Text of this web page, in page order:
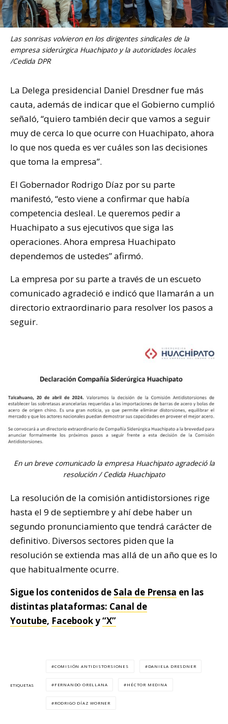
Las sonrisas volvieron en los dirigentes sindicales de la
empresa siderúrgica Huachipato y la autoridades locales
/Cedida DPR
La Delega presidencial Daniel Dresdner fue más
cauta, además de indicar que el Gobierno cumplió
señaló, “quiero también decir que vamos a seguir
muy de cerca lo que ocurre con Huachipato, ahora
lo que nos queda es ver cuáles son las decisiones
que toma la empresa”.
El Gobernador Rodrigo Díaz por su parte
manifestó, “esto viene a confirmar que había
competencia desleal. Le queremos pedir a
Huachipato a sus ejecutivos que siga las
operaciones. Ahora empresa Huachipato
dependemos de ustedes” afirmó.
La empresa por su parte a través de un escueto
comunicado agradeció e indicó que llamarán a un
directorio extraordinario para resolver los pasos a
seguir.
En un breve comunicado la empresa Huachipato agradeció la
resolución / Cedida Huachipato
La resolución de la comisión antidistorsiones rige
hasta el 9 de septiembre y ahí debe haber un
segundo pronunciamiento que tendrá carácter de
definitivo. Diversos sectores piden que la
resolución se extienda mas allá de un año que es lo
que habitualmente ocurre.
Sigue los contenidos de Sala de Prensa en las
distintas plataformas: Canal de
Youtube, Facebooky“X”
ETIQUETAS
COMISIÓN ANTIDISTORSIONES DANIELA DRESDNER
FERNANDO ORELLANA HÉCTOR MEDINA
RODRIGO DÍAZ WORNER